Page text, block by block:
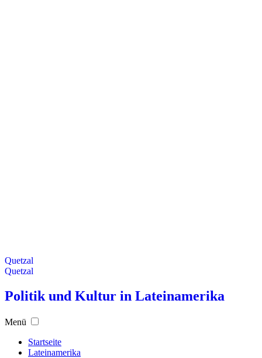
Quetzal
Quetzal
Politik und Kultur in Lateinamerika
Menü
Startseite
Lateinamerika